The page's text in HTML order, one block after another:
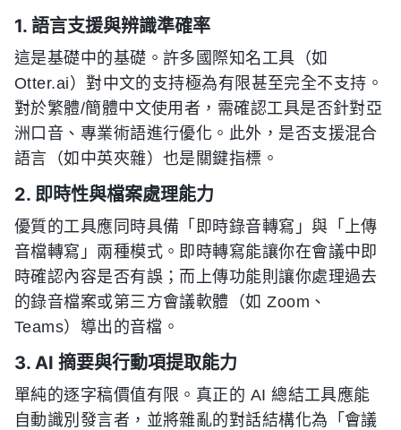
1. 語言支援與辨識準確率
這是基礎中的基礎。許多國際知名工具（如
Otter.ai）對中文的支持極為有限甚至完全不支持。
對於繁體/簡體中文使用者，需確認工具是否針對亞
洲口音、專業術語進行優化。此外，是否支援混合
語言（如中英夾雜）也是關鍵指標。
2. 即時性與檔案處理能力
優質的工具應同時具備「即時錄音轉寫」與「上傳
音檔轉寫」兩種模式。即時轉寫能讓你在會議中即
時確認內容是否有誤；而上傳功能則讓你處理過去
的錄音檔案或第三方會議軟體（如 Zoom、
Teams）導出的音檔。
3. AI 摘要與行動項提取能力
單純的逐字稿價值有限。真正的 AI 總結工具應能
自動識別發言者，並將雜亂的對話結構化為「會議